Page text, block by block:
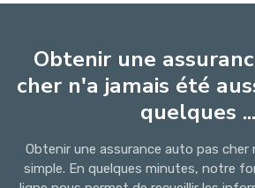
Obtenir une
cher n'a jamais été
quelques ...
Obtenir une assurance auto pas cher
simple. En quelques minutes, notre